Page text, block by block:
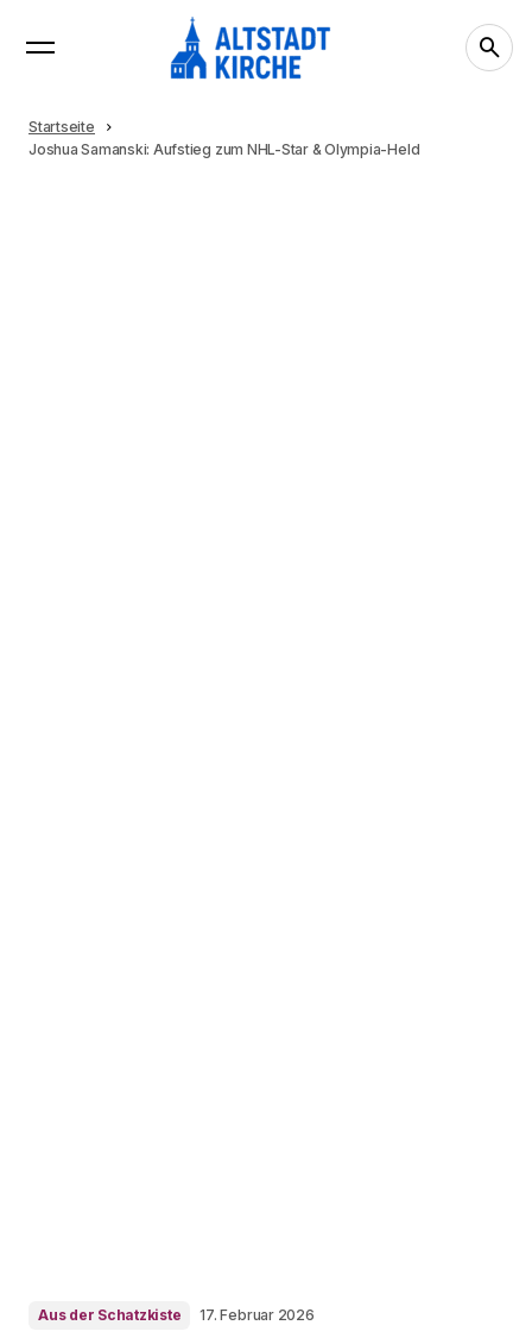
Startseite
Joshua Samanski: Aufstieg zum NHL-Star & Olympia-Held
Aus der Schatzkiste 17. Februar 2026